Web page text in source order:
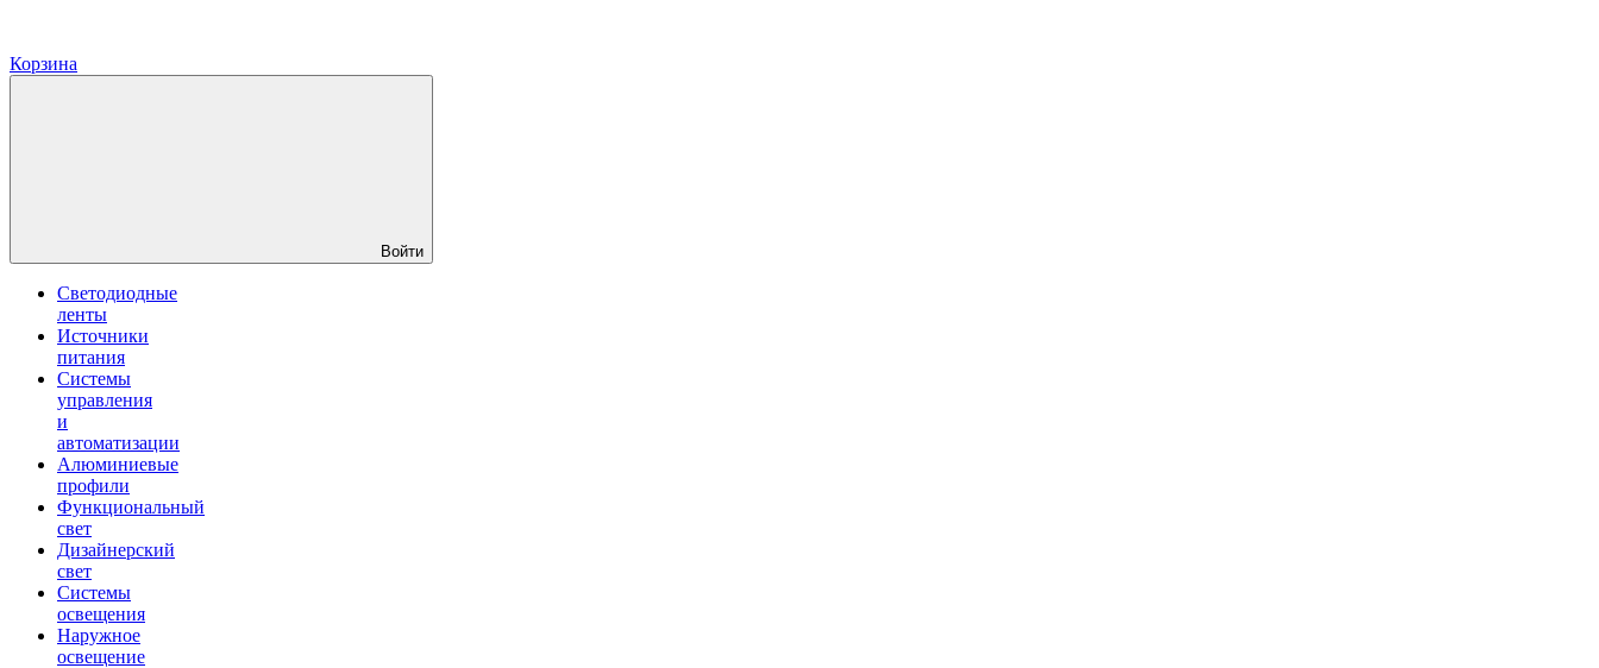
Корзина
Войти
Светодиодные
ленты
Источники
питания
Системы
управления
и
автоматизации
Алюминиевые
профили
Функциональный
свет
Дизайнерский
свет
Системы
освещения
Наружное
освещение